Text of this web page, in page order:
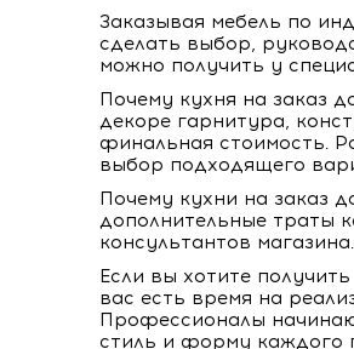
Заказывая мебель по
сделать выбор,
можно получить у
Почему кухня на заказ
декоре гарнитура,
финальная стоимость.
выбор подходящего
Почему кухни на заказ
дополнительные траты
консультантов магазина.
Если вы хотите
вас есть время на
Профессионалы
стиль и форму каждого